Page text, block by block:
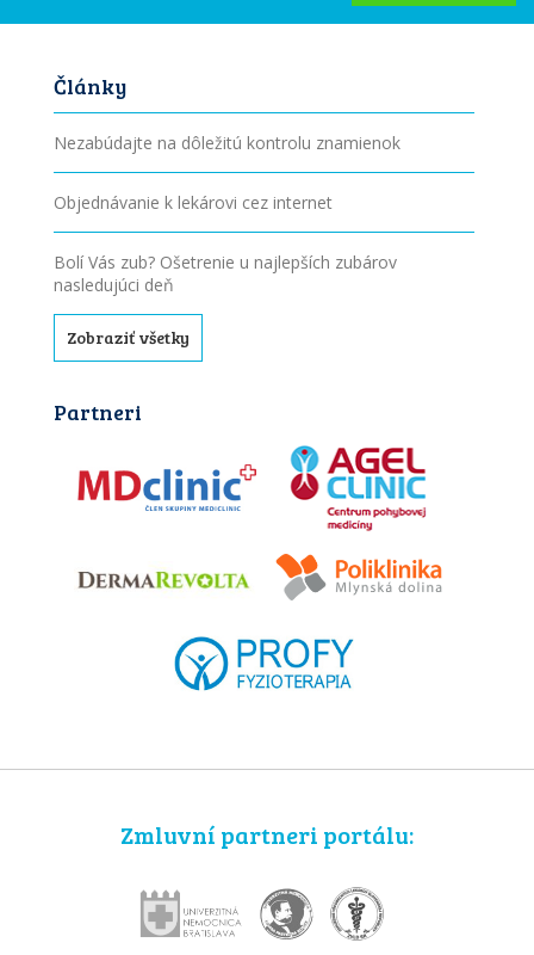
Články
Nezabúdajte na dôležitú kontrolu znamienok
Objednávanie k lekárovi cez internet
Bolí Vás zub? Ošetrenie u najlepších zubárov
nasledujúci deň
Zobraziť všetky
Partneri
Zmluvní partneri portálu: